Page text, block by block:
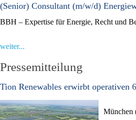
(Senior) Consultant (m/w/d)
BBH – Expertise für Energie, Recht und
weiter...
Pressemitteilung
Tion Renewables erwirbt operativen
München